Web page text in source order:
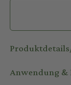
Anwendung